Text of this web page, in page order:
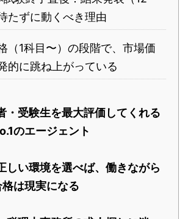
たずに動くべき理由
（1科目〜）の段階で、市場価
的に跳ね上がっている
・受験生を最大評価してくれる
のエージェント
しい環境を選べば、働きながら
は現実になる